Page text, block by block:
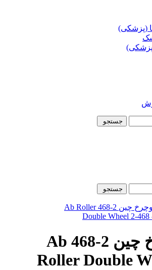
(پزشکی)
جستجو
جستجو
رولر دوچرخ چین 2-468 Ab
Roller Double